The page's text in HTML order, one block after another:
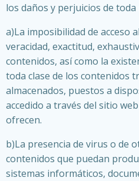
los daños y perjuicios de
a)La imposibilidad de acceso
veracidad, exactitud,
contenidos, así como la
toda clase de los contenidos
almacenados, puestos a
accedido a través del sitio
ofrecen.
b)La presencia de virus o de
contenidos que puedan
sistemas informáticos,